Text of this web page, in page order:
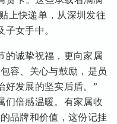
上快递单，从深圳发往
女手中。
的诚挚祝福，更向家属
容、关心与鼓励，是员
好发展的坚实后盾。”
们倍感温暖。有家属收
品牌和价值，这份记挂